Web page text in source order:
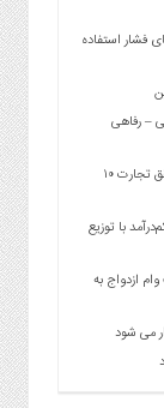
فشار استفاده
مجتمع خدماتی – رفاهی
امضای یادداشت تفاهم همکاری ایران و پاکستان برای تحقق تجارت ۱۰
با توزیع
رقم خورد؛ پرداخت بیش از ۸ همت وام ازدواج به